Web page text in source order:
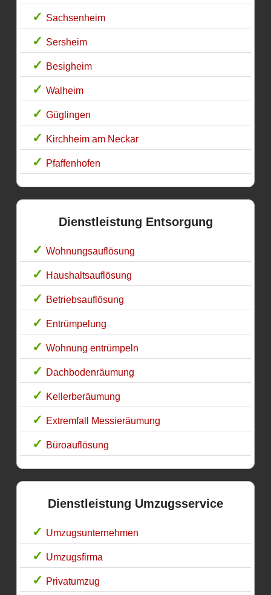
Sachsenheim
Sersheim
Besigheim
Walheim
Güglingen
Kirchheim am Neckar
Pfaffenhofen
Dienstleistung Entsorgung
Wohnungsauflösung
Haushaltsauflösung
Betriebsauflösung
Entrümpelung
Wohnung entrümpeln
Dachbodenräumung
Kellerberäumung
Extremfall Messieräumung
Büroauflösung
Dienstleistung Umzugsservice
Umzugsunternehmen
Umzugsfirma
Privatumzug